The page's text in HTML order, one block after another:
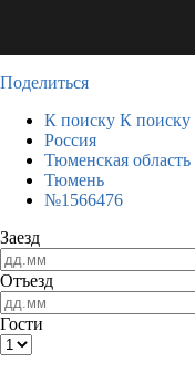
Поделиться
К поиску К поиску
Россия
Тюменская область
Тюмень
№1566476
Заезд
Отъезд
Гости